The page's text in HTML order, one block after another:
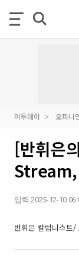
이투데이 오피니
[반휘은
입력 2025-12-10
반휘은 칼럼니스트/